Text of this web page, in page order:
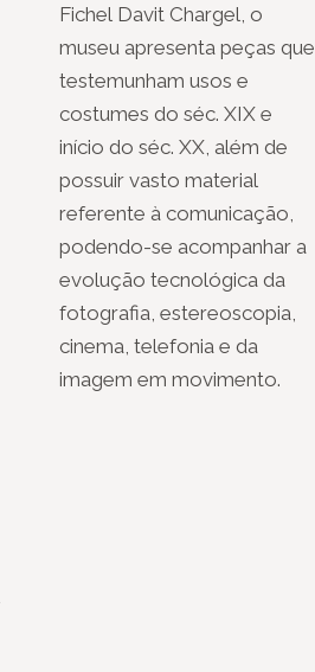
Fichel Davit Chargel, o
museu apresenta peças que
testemunham usos e
costumes do séc. XIX e
início do séc. XX, além de
possuir vasto material
referente à comunicação,
podendo-se acompanhar a
evolução tecnológica da
fotografia, estereoscopia,
cinema, telefonia e da
imagem em movimento.